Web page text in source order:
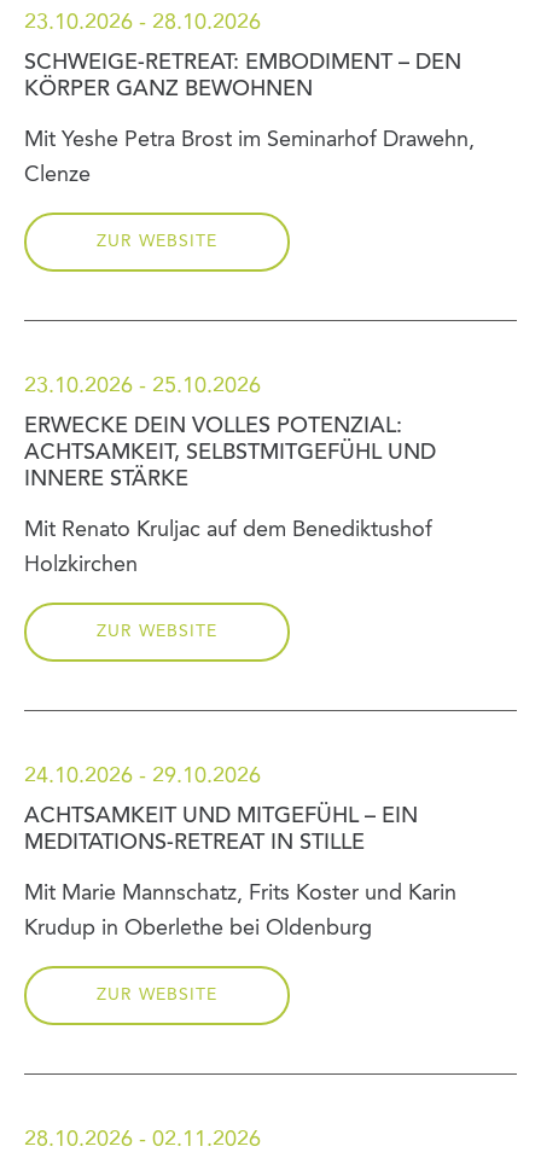
23.10.2026 - 28.10.2026
SCHWEIGE-RETREAT: EMBODIMENT – DEN
KÖRPER GANZ BEWOHNEN
Mit Yeshe Petra Brost im Seminarhof Drawehn,
Clenze
ZUR WEBSITE
23.10.2026 - 25.10.2026
ERWECKE DEIN VOLLES POTENZIAL:
ACHTSAMKEIT, SELBSTMITGEFÜHL UND
INNERE STÄRKE
Mit Renato Kruljac auf dem Benediktushof
Holzkirchen
ZUR WEBSITE
24.10.2026 - 29.10.2026
ACHTSAMKEIT UND MITGEFÜHL – EIN
MEDITATIONS-RETREAT IN STILLE
Mit Marie Mannschatz, Frits Koster und Karin
Krudup in Oberlethe bei Oldenburg
ZUR WEBSITE
28.10.2026 - 02.11.2026